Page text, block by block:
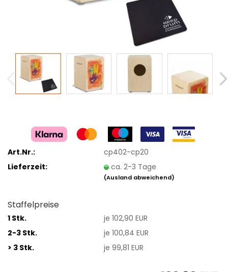
Art.Nr.:
cp402-cp20
Lieferzeit:
ca. 2-3 Tage
(Ausland abweichend)
Staffelpreise
1 Stk.
je 102,90 EUR
2-3 Stk.
je 100,84 EUR
> 3 Stk.
je 99,81 EUR